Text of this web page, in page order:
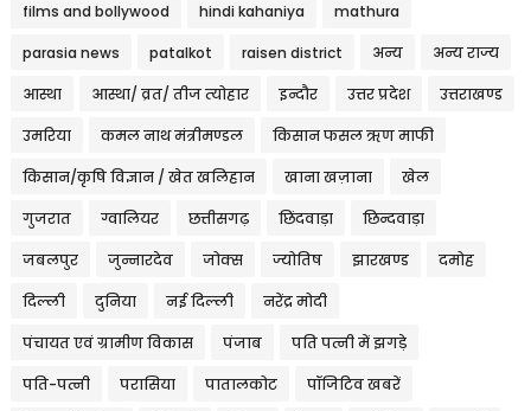
films and bollywood hindi kahaniya mathura
parasia news patalkot raisen district अन्य अन्य राज्य
आस्था आस्था/ व्रत/ तीज त्‍योहार इन्दौर उत्तर प्रदेश उत्तराखण्ड
उमरिया कमल नाथ मंत्रीमण्डल किसान फसल ऋण माफी
किसान/कृषि विज्ञान / खेत खलिहान खाना खज़ाना खेल
गुजरात ग्वालियर छत्तीसगढ़ छिंदवाड़ा छिन्दवाड़ा
जबलपुर जुन्नारदेव जोक्स ज्योतिष झारखण्ड दमोह
दिल्ली दुनिया नई दिल्ली नरेंद्र मोदी
पंचायत एवं ग्रामीण विकास पंजाब पति पत्नी में झगड़े
पति-पत्नी परासिया पातालकोट पॉजिटिव खबरें